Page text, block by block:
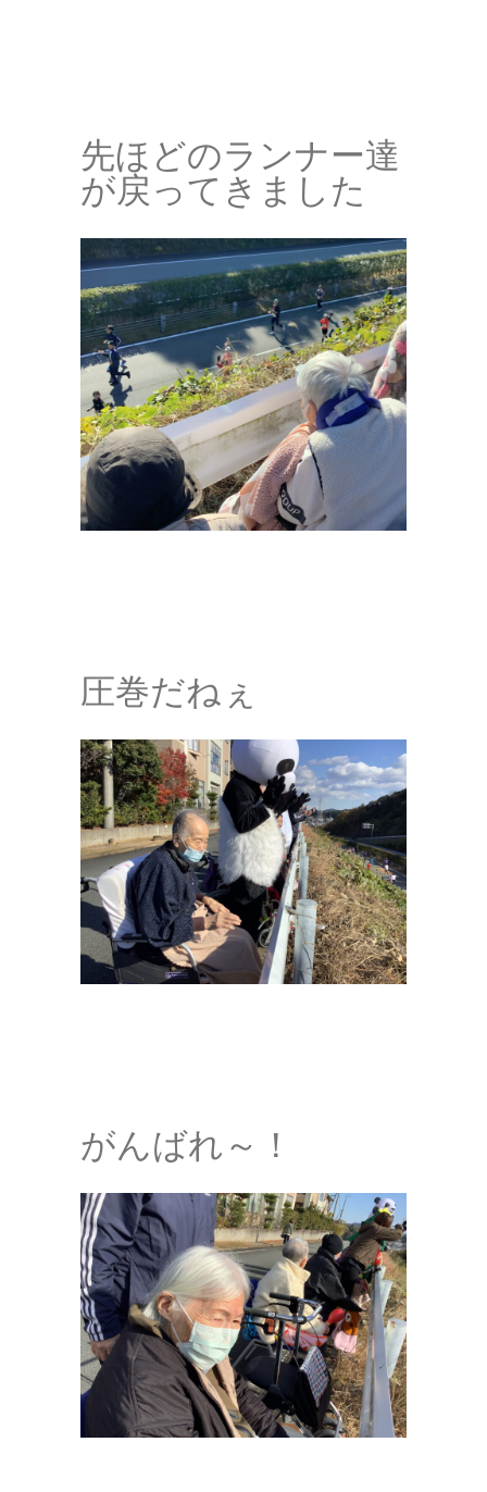
先ほどのランナー達
が戻ってきました
圧巻だねぇ
がんばれ～！